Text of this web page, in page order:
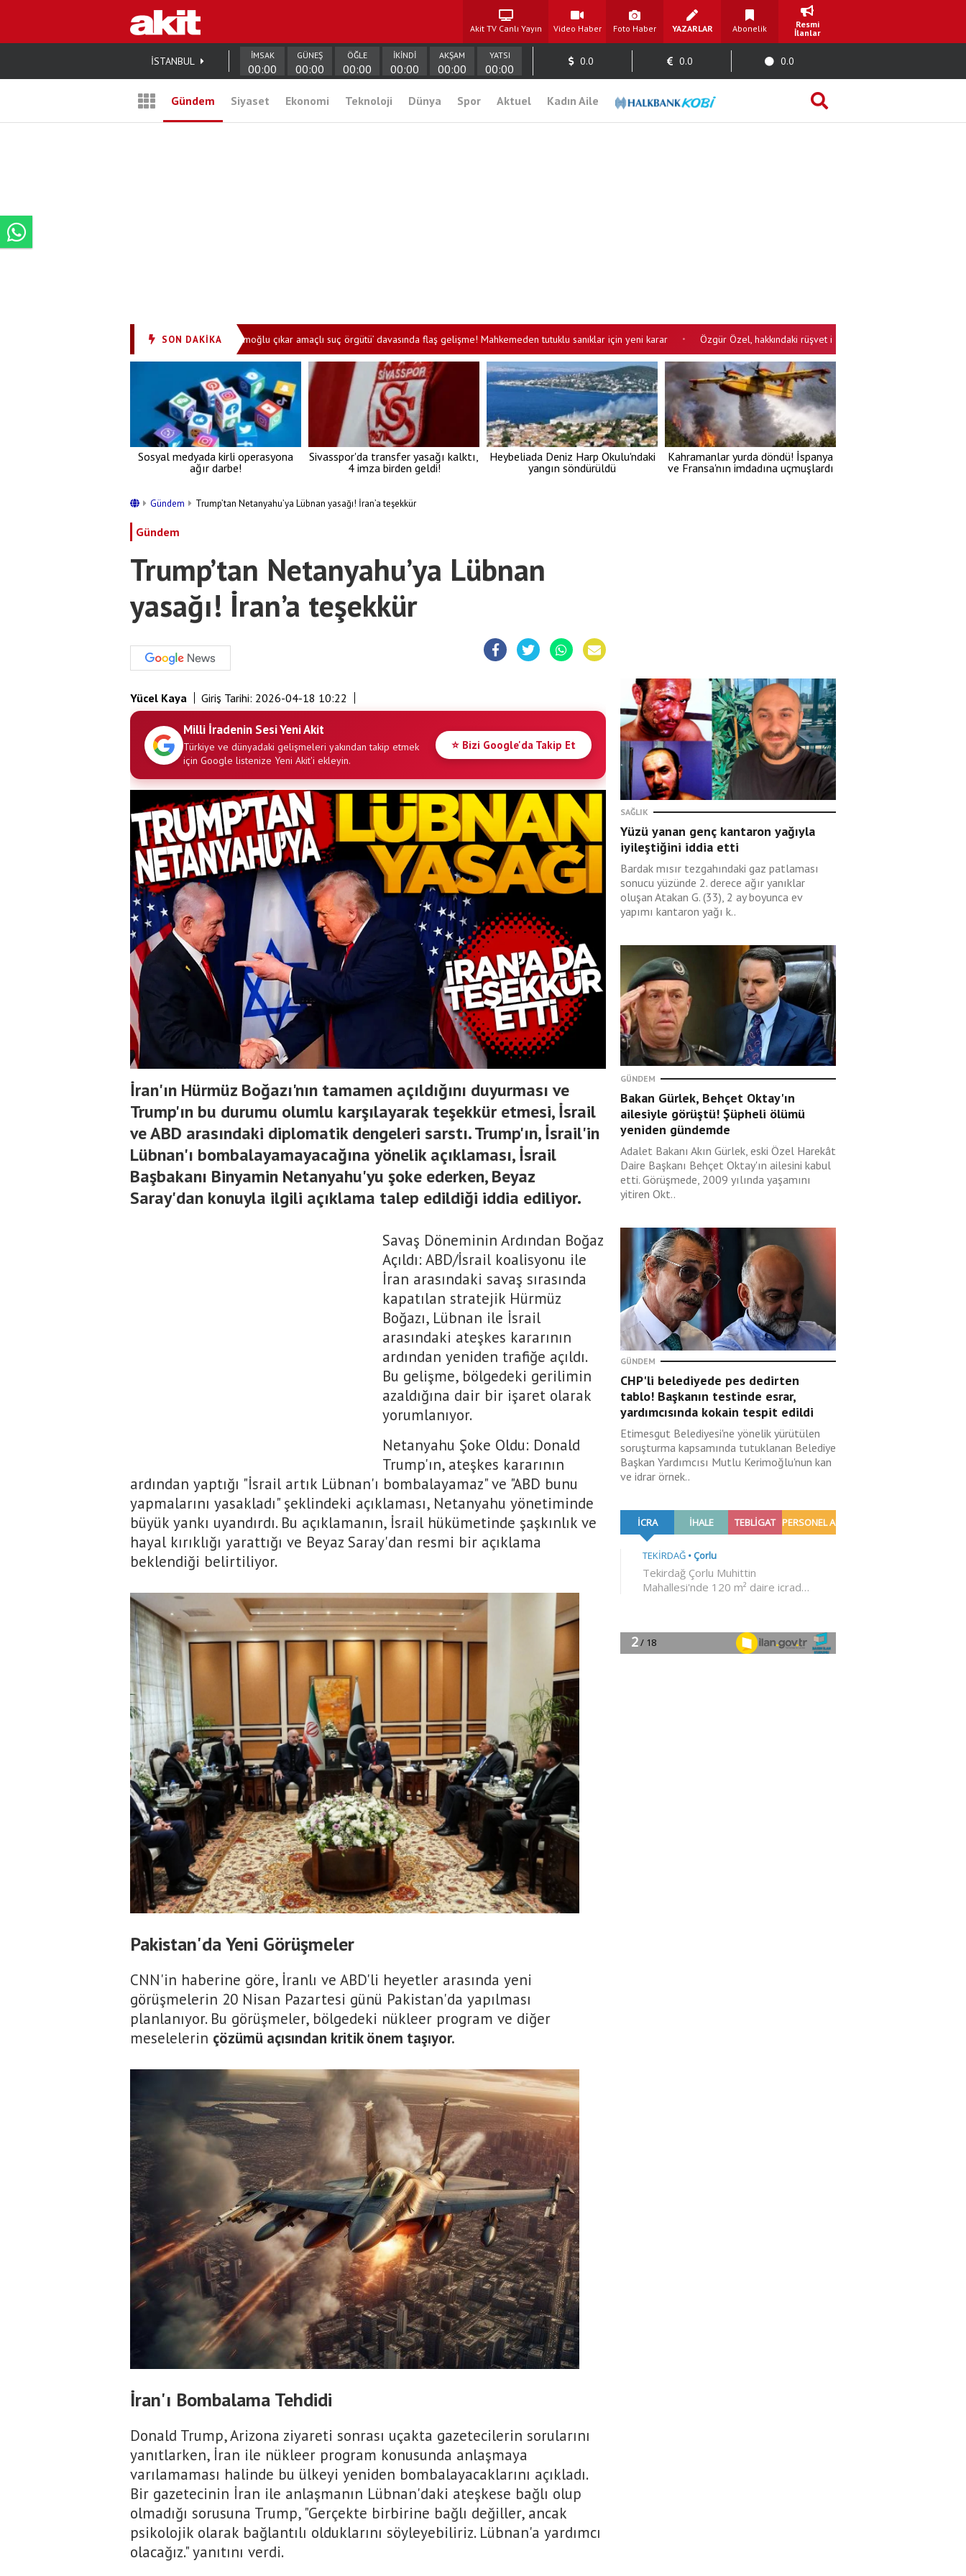
Akit TV Canlı Yayın Video Haber Foto Haber YAZARLAR Abonelik
Resmi
İlanlar
İSTANBUL İMSAK
00:00
GÜNEŞ
00:00
ÖĞLE
00:00
İKİNDİ
00:00
AKŞAM
00:00
YATSI
00:00
0.0 0.0 0.0
Gündem Siyaset Ekonomi Teknoloji Dünya Spor Aktuel Kadın Aile
SON DAKİKA
• ‘İmamoğlu çıkar amaçlı suç örgütü’ davasında flaş gelişme! Mahkemeden tutuklu sanıklar için yeni karar • Özgür Özel, hakkındaki rüşvet iddialarına cevap verdi: Lanet olsun..!
Sosyal medyada kirli operasyona
ağır darbe!
Sivasspor'da transfer yasağı kalktı,
4 imza birden geldi!
Heybeliada Deniz Harp Okulu'ndaki
yangın söndürüldü
Kahramanlar yurda döndü! İspanya
ve Fransa'nın imdadına uçmuşlardı
Gündem Trump’tan Netanyahu’ya Lübnan yasağı! İran’a teşekkür
Gündem
Trump’tan Netanyahu’ya Lübnan
yasağı! İran’a teşekkür
Yücel Kaya Giriş Tarihi: 2026-04-18 10:22
Milli İradenin Sesi Yeni Akit
Türkiye ve dünyadaki gelişmeleri yakından takip etmek
için Google listenize Yeni Akit'i ekleyin.
⭐ Bizi Google'da Takip Et
İran'ın Hürmüz Boğazı'nın tamamen açıldığını duyurması ve
Trump'ın bu durumu olumlu karşılayarak teşekkür etmesi, İsrail
ve ABD arasındaki diplomatik dengeleri sarstı. Trump'ın, İsrail'in
Lübnan'ı bombalayamayacağına yönelik açıklaması, İsrail
Başbakanı Binyamin Netanyahu'yu şoke ederken, Beyaz
Saray'dan konuyla ilgili açıklama talep edildiği iddia ediliyor.
Savaş Döneminin Ardından Boğaz
Açıldı: ABD/İsrail koalisyonu ile
İran arasındaki savaş sırasında
kapatılan stratejik Hürmüz
Boğazı, Lübnan ile İsrail
arasındaki ateşkes kararının
ardından yeniden trafiğe açıldı.
Bu gelişme, bölgedeki gerilimin
azaldığına dair bir işaret olarak
yorumlanıyor.
Netanyahu Şoke Oldu: Donald
Trump'ın, ateşkes kararının
ardından yaptığı "İsrail artık Lübnan'ı bombalayamaz" ve "ABD bunu
yapmalarını yasakladı" şeklindeki açıklaması, Netanyahu yönetiminde
büyük yankı uyandırdı. Bu açıklamanın, İsrail hükümetinde şaşkınlık ve
hayal kırıklığı yarattığı ve Beyaz Saray'dan resmi bir açıklama
beklendiği belirtiliyor.
Pakistan'da Yeni Görüşmeler
CNN'in haberine göre, İranlı ve ABD'li heyetler arasında yeni
görüşmelerin 20 Nisan Pazartesi günü Pakistan'da yapılması
planlanıyor. Bu görüşmeler, bölgedeki nükleer program ve diğer
meselelerin çözümü açısından kritik önem taşıyor.
İran'ı Bombalama Tehdidi
Donald Trump, Arizona ziyareti sonrası uçakta gazetecilerin sorularını
yanıtlarken, İran ile nükleer program konusunda anlaşmaya
varılamaması halinde bu ülkeyi yeniden bombalayacaklarını açıkladı.
Bir gazetecinin İran ile anlaşmanın Lübnan'daki ateşkese bağlı olup
olmadığı sorusuna Trump, "Gerçekte birbirine bağlı değiller, ancak
psikolojik olarak bağlantılı olduklarını söyleyebiliriz. Lübnan'a yardımcı
olacağız." yanıtını verdi.
SAĞLIK
Yüzü yanan genç kantaron yağıyla
iyileştiğini iddia etti
Bardak mısır tezgahındaki gaz patlaması
sonucu yüzünde 2. derece ağır yanıklar
oluşan Atakan G. (33), 2 ay boyunca ev
yapımı kantaron yağı k..
GÜNDEM
Bakan Gürlek, Behçet Oktay'ın
ailesiyle görüştü! Şüpheli ölümü
yeniden gündemde
Adalet Bakanı Akın Gürlek, eski Özel Harekât
Daire Başkanı Behçet Oktay'ın ailesini kabul
etti. Görüşmede, 2009 yılında yaşamını
yitiren Okt..
GÜNDEM
CHP'li belediyede pes dedirten
tablo! Başkanın testinde esrar,
yardımcısında kokain tespit edildi
Etimesgut Belediyesi'ne yönelik yürütülen
soruşturma kapsamında tutuklanan Belediye
Başkan Yardımcısı Mutlu Kerimoğlu'nun kan
ve idrar örnek..